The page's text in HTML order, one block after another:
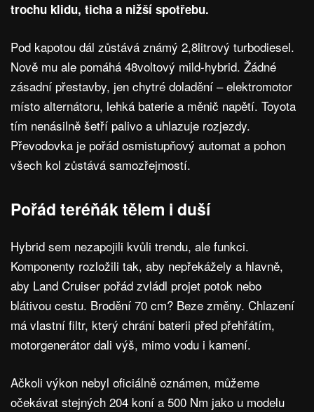
trochu klidu, ticha a nižší spotřebu.
Pod kapotou dál zůstává známý 2,8litrový turbodiesel.
Nově mu ale pomáhá 48voltový mild-hybrid. Žádné
zásadní přestavby, jen chytré doladění – elektromotor
místo alternátoru, lehká baterie a měnič napětí. Toyota
tím nenásilně šetří palivo a uhlazuje rozjezdy.
Převodovka je pořád osmistupňový automat a pohon
všech kol zůstává samozřejmostí.
Pořád teréňák tělem i duší
Hybrid sem nezapojili kvůli trendu, ale funkci.
Komponenty rozložili tak, aby nepřekážely a hlavně,
aby Land Cruiser pořád zvládl projet potok nebo
blátivou cestu. Brodění 70 cm? Beze změny. Chlazení
má vlastní filtr, který chrání baterii před přehřátím,
motorgenerátor dali výš, mimo vodu i kamení.
Ačkoli výkon nebyl oficiálně oznámen, můžeme
očekávat stejných 204 koní a 500 Nm jako u modelu